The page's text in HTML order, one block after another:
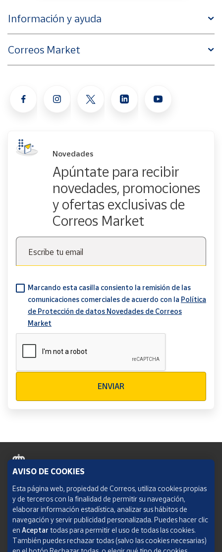
Información y ayuda
Correos Market
Novedades
Apúntate para recibir
novedades, promociones
y ofertas exclusivas de
Correos Market
Escribe tu email
Marcando esta casilla consiento la remisión de las
comunicaciones comerciales de acuerdo con la Política
de Protección de datos Novedades de Correos
Market
ENVIAR
Política de cookies
Aviso legal
Condiciones del servicio
Política de Privacidad Web
AVISO DE COOKIES
Esta página web, propiedad de Correos, utiliza cookies propias
y de terceros con la finalidad de permitir su navegación,
elaborar información estadística, analizar sus hábitos de
navegación y servir publicidad personalizada. Puedes hacer clic
en Aceptar todas para permitir el uso de todas las cookies.
También puedes rechazar todas (salvo las cookies necesarias)